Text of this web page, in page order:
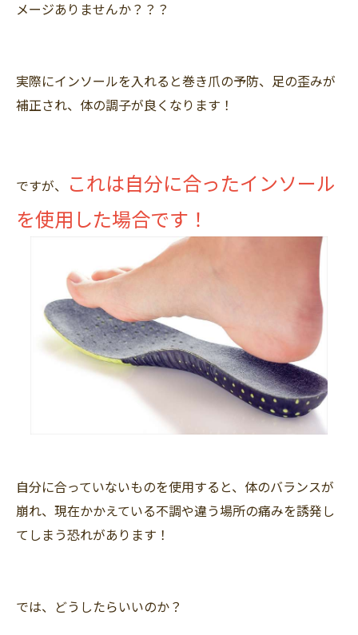
メージありませんか？？？
実際にインソールを入れると巻き爪の予防、足の歪みが
補正され、体の調子が良くなります！
ですが、 これは自分に合ったインソール
を使用した場合です！
自分に合っていないものを使用すると、体のバランスが
崩れ、現在かかえている不調や違う場所の痛みを誘発し
てしまう恐れがあります！
では、どうしたらいいのか？